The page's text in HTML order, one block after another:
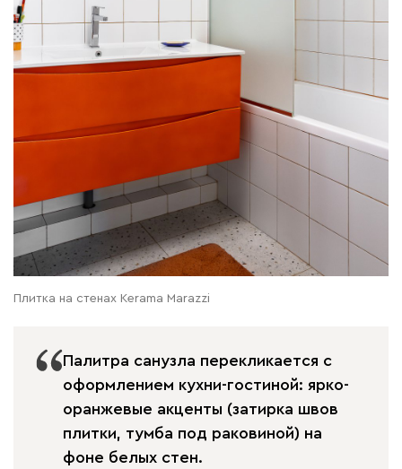
Плитка на стенах Kerama Marazzi
Палитра санузла перекликается с
оформлением кухни-гостиной: ярко-
оранжевые акценты (затирка швов
плитки, тумба под раковиной) на
фоне белых стен.